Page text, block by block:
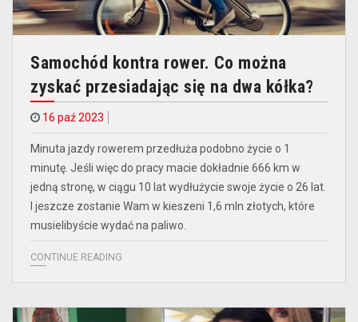
Samochód kontra rower. Co można
zyskać przesiadając się na dwa kółka?
16 paź 2023
Minuta jazdy rowerem przedłuża podobno życie o 1
minutę. Jeśli więc do pracy macie dokładnie 666 km w
jedną stronę, w ciągu 10 lat wydłużycie swoje życie o 26 lat.
I jeszcze zostanie Wam w kieszeni 1,6 mln złotych, które
musielibyście wydać na paliwo.
CONTINUE READING